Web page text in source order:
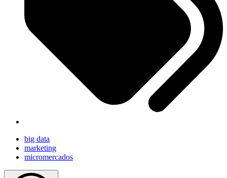
big data
marketing
micromercados